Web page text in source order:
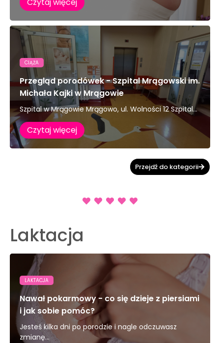
Czytaj więcej
CIĄŻA
Przegląd porodówek - Szpital Mrągowski im.
Michała Kajki w Mrągowie
Szpital w Mrągowie Mrągowo, ul. Wolności 12 Szpital...
Czytaj więcej
Przejdź do kategorii
Laktacja
LAKTACJA
Nawał pokarmowy - co się dzieje z piersiami
i jak sobie pomóc?
Jesteś kilka dni po porodzie i nagle odczuwasz
zmianę...